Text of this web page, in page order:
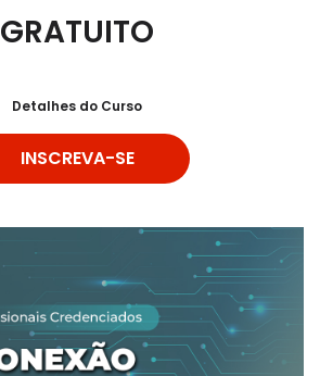
GRATUITO
Detalhes do Curso
INSCREVA-SE